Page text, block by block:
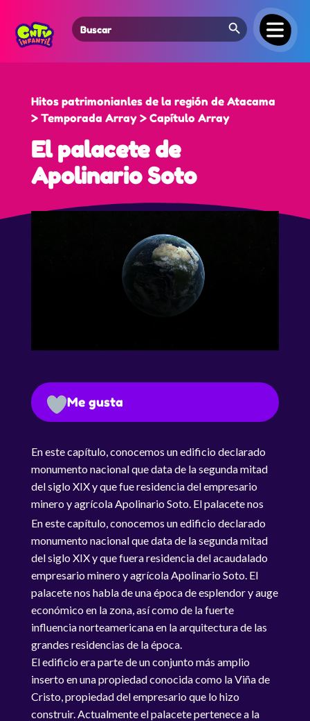
Search
for:
Search Button
Hitos patrimonianles de la región de Atacama
> Temporada Array > Capítulo Array
El palacete de
Apolinario Soto
Me gusta
En este capítulo, conocemos un edificio declarado
monumento nacional que data de la segunda mitad
del siglo XIX y que fue residencia del empresario
minero y agrícola Apolinario Soto. El palacete nos
habla de una época de esplendor y auge económico
en la zona de Atacama.
En este capítulo, conocemos un edificio declarado
monumento nacional que data de la segunda mitad
del siglo XIX y que fuera residencia del acaudalado
empresario minero y agrícola Apolinario Soto. El
palacete nos habla de una época de esplendor y auge
económico en la zona, así como de la fuerte
influencia norteamericana en la arquitectura de las
grandes residencias de la época.
El edificio era parte de un conjunto más amplio
inserto en una propiedad conocida como la Viña de
Cristo, propiedad del empresario que lo hizo
construir. Actualmente el palacete pertenece a la